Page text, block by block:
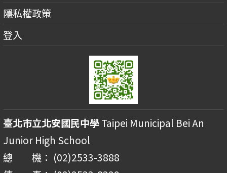
隱私權政策
登入
臺北市立北安國民中學Taipei Municipal Bei An
Junior High School
總 機： (02)2533-3888